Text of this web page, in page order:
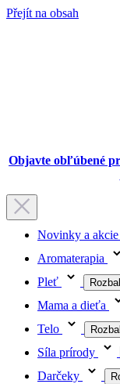
Přejít na obsah
Objavte obľúbené
Novinky a akcie
Aromaterapia
Pleť
Mama a dieťa
Telo
Síla prírody
Darčeky